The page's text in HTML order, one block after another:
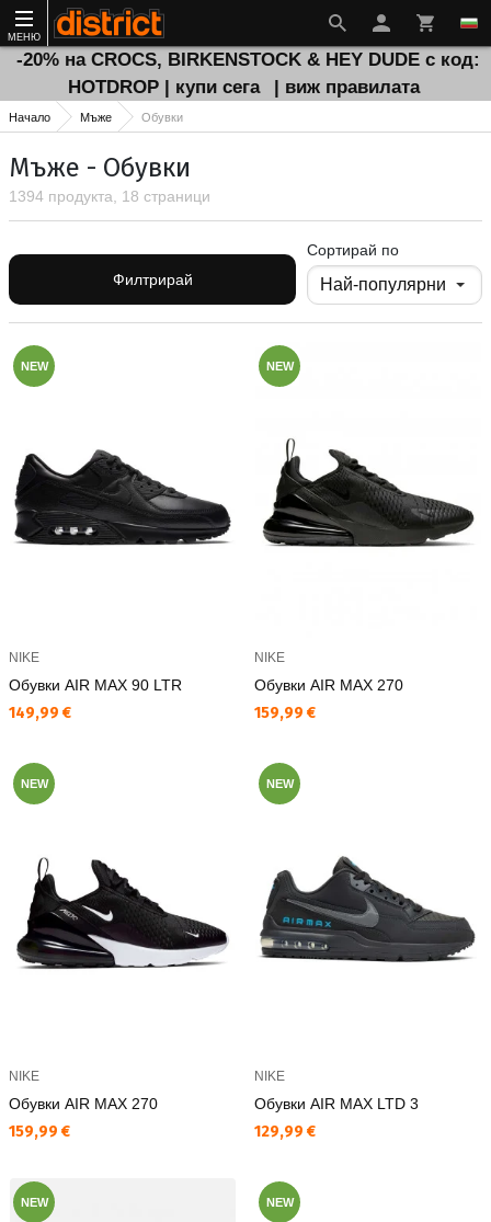
МЕНЮ
-20% на CROCS, BIRKENSTOCK & HEY DUDE с код:
HOTDROP | купи сега
| виж правилата
Начало Мъже Обувки
Мъже - Обувки
1394 продукта, 18 страници
Филтрирай
Сортирай по
NEW
NIKE
Обувки AIR MAX 90 LTR
Текуща цена:
149,99 €
NEW
NIKE
Обувки AIR MAX 270
Текуща цена:
159,99 €
NEW
NIKE
Обувки AIR MAX 270
Текуща цена:
159,99 €
NEW
NIKE
Обувки AIR MAX LTD 3
Текуща цена:
129,99 €
NEW NEW